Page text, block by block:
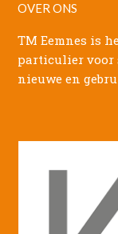
OVER ONS
TM Eemnes is
particulier voor
nieuwe en